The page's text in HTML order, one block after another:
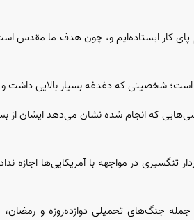
کار ایستاده‌ایم و، چون هدف ما مقدس
شخصیتی که دغدغه بسیار بالایی داشت و
که انجام شده نشان می‌دهد ایشان از
تنگسیری در مواجهه با آمریکایی‌ها
جنگ‌های تحمیلی دوازده‌روزه و